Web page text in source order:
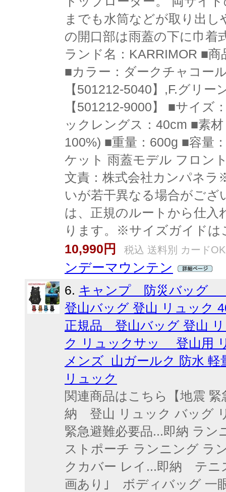
までも水筒などが取り出
の開口部は雨蓋の下に巾着
ランド名：KARRIMOR ■
■カラー：ダークチャコー
【501212-5040】,F.グリ
【501212-9000】 ■サイズ
ックレングス：40cm ■素
100%) ■重量：600g ■容量
ケット 雨蓋モデル フロン
文責：株式会社カンパネ
いが若干異なる場合がご
は、正規のルートから仕
ります。※サイズガイドは
10,990円
税込 送料別 カードOK
ンデーマウンテン
6. キャンプ 防災バッグ
登山バッグ 登山 リュック
正規品 登山バッグ 登山
ク リュックサッ 登山用
メンズ 山ガールク 防水 軽
リュック
関連商品はこちら【地震
納 登山 リュック バッグ
緊急避難必要品...即納 ラ
ストポーチ ランニング ラ
クカバー レイ...即納 テニ
画あり｣ ボディバッグ 一